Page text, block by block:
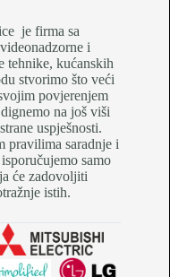
je firma sa
i
tehnike, kućanskih
stvorimo što veći
povjerenjem
na još viši
uspješnosti.
pravilima saradnje i
samo
će zadovoljiti
istih.